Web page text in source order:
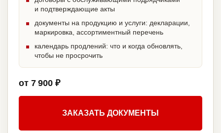
и подтверждающие акты
документы на продукцию и услуги: декларации,
маркировка, ассортиментный перечень
календарь продлений: что и когда обновлять,
чтобы не просрочить
от 7 900 ₽
ЗАКАЗАТЬ ДОКУМЕНТЫ